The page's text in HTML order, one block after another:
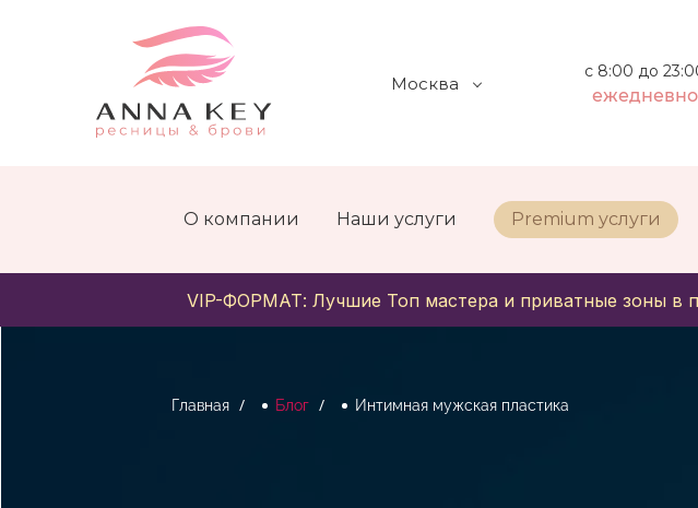
Москва
с 8:00 до
ежедневно
О компании Наши услуги Premium услуги
Главная Блог Интимная мужская пластика
VIP-ФОРМАТ: Лучшие Топ мастера и приватные зоны в